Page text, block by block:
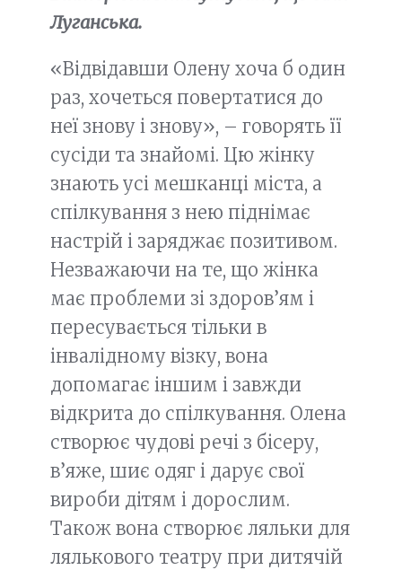
Луганська.
«Відвідавши Олену хоча б один
раз, хочеться повертатися до
неї знову і знову», – говорять її
сусіди та знайомі. Цю жінку
знають усі мешканці міста, а
спілкування з нею піднімає
настрій і заряджає позитивом.
Незважаючи на те, що жінка
має проблеми зі здоров’ям і
пересувається тільки в
інвалідному візку, вона
допомагає іншим і завжди
відкрита до спілкування. Олена
створює чудові речі з бісеру,
в’яже, шиє одяг і дарує свої
вироби дітям і дорослим.
Також вона створює ляльки для
лялькового театру при дитячій